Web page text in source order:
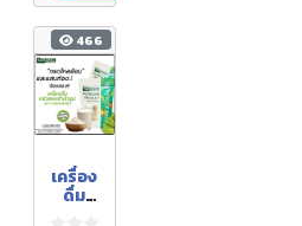
466
เครื่อง
ดื่ม